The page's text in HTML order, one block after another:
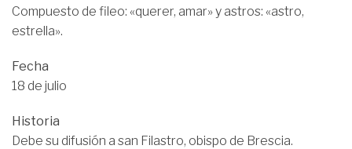
Compuesto de fileo: «querer, amar» y astros: «astro,
estrella».
Fecha
18 de julio
Historia
Debe su difusión a san Filastro, obispo de Brescia.